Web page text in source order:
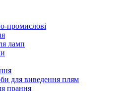
промислові
ламп
для виведення плям
прання